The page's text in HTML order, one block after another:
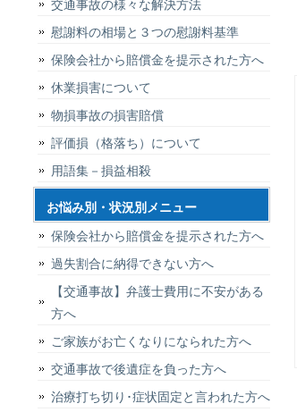
交通事故の様々な解決方法
慰謝料の相場と３つの慰謝料基準
保険会社から賠償金を提示された方へ
休業損害について
物損事故の損害賠償
評価損（格落ち）について
用語集－損益相殺
お悩み別・状況別メニュー
保険会社から賠償金を提示された方へ
過失割合に納得できない方へ
【交通事故】弁護士費用に不安がある
方へ
ご家族がお亡くなりになられた方へ
交通事故で後遺症を負った方へ
治療打ち切り･症状固定と言われた方へ